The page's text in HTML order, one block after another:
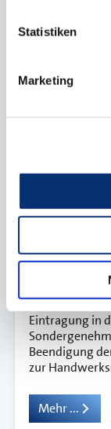
Statistiken
Marketing
Kontakt
Zu Ihren
Links
Eintragung in
Beendigung
zur
Mehr ...